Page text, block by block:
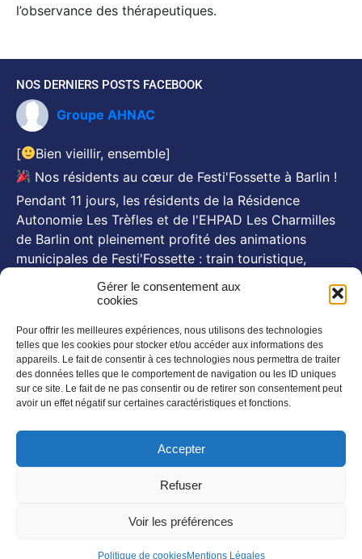
Gérer le consentement aux
cookies
Pour offrir les meilleures expériences, nous utilisons des technologies
telles que les cookies pour stocker et/ou accéder aux informations des
appareils. Le fait de consentir à ces technologies nous permettra de traiter
des données telles que le comportement de navigation ou les ID uniques
sur ce site. Le fait de ne pas consentir ou de retirer son consentement peut
avoir un effet négatif sur certaines caractéristiques et fonctions.
Accepter
Refuser
Voir les préférences
Politique de cookiesMentions Légales
l’observance des thérapeutiques.
NOS DERNIERS POSTS FACEBOOK
Groupe AHNAC
[
Bien vieillir, ensemble]
Nos résidents au cœur de Festi'Fossette à Barlin !
Pendant 11 jours, les résidents de la Résidence
Autonomie Les Trèfles et de l'EHPAD Les Charmilles
de Barlin ont pleinement profité des animations
municipales de Festi'Fossette : train touristique,
festif du 26 juillet animé par Michel Pruvot, aux côtés
Photo
NOS NEWSLETTERS
En savoir plus
SUIVEZ NOUS SUR :